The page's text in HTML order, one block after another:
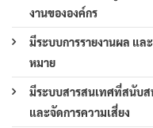
งานขององค์กร
มีระบบการรายงานผล แล
หมาย
มีระบบสารสนเทศที่สนับส
และจัดการความเสี่ยง